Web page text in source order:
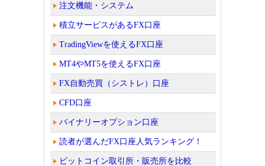
注文機能・システム
積立サービスがあるFX口座
TradingViewを使えるFX口座
MT4やMT5を使えるFX口座
FX自動売買（シストレ）口座
CFD口座
バイナリーオプション口座
読者が選んだFX口座人気ランキング！
ビットコイン取引所・販売所を比較